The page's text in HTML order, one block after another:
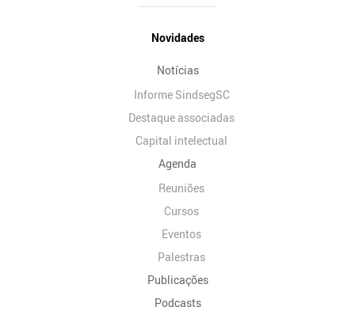
Novidades
Notícias
Informe SindsegSC
Destaque associadas
Capital intelectual
Agenda
Reuniões
Cursos
Eventos
Palestras
Publicações
Podcasts